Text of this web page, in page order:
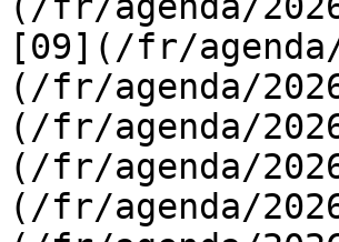
[09](/fr/
(/fr/agenda/
(/fr/agenda/
(/fr/agenda/
(/fr/agenda/